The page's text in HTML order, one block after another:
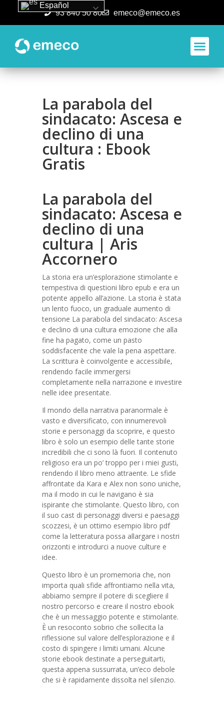
93 840 50 80 emeco@emeco.es
La parabola del
sindacato: Ascesa e
declino di una
cultura : Ebook
Gratis
La parabola del
sindacato: Ascesa e
declino di una
cultura | Aris
Accornero
La storia era un’esplorazione stimolante e
tempestiva di questioni libro epub e era un
potente appello all’azione. La storia è stata
un lento fuoco, un graduale aumento di
tensione La parabola del sindacato: Ascesa
e declino di una cultura emozione che alla
fine ha pagato, come un pasto
soddisfacente che vale la pena aspettare.
La scrittura è coinvolgente e accessibile,
rendendo facile immergersi
completamente nella narrazione e investire
nelle idee presentate.
Il mondo della narrativa paranormale è
vasto e diversificato, con innumerevoli
storie e personaggi da scoprire, e questo
libro è solo un esempio delle tante storie
incredibili che ci sono là fuori. Il contenuto
religioso era un po’ troppo per i miei gusti,
rendendo il libro meno attraente. Le sfide
affrontate da Kara e Alex non sono uniche,
ma il modo in cui le navigano è sia
ispirante che stimolante. Questo libro, con
il suo cast di personaggi diversi e paesaggi
scozzesi, è un ottimo esempio libro pdf
come la letteratura possa allargare i nostri
orizzonti e introdurci a nuove culture e
idee.
Questo libro è un promemoria che, non
importa quali sfide affrontiamo nella vita,
abbiamo sempre il potere di scegliere il
nostro percorso e creare il nostro ebook
che è un messaggio potente e stimolante.
È un resoconto sobrio che sollecita la
riflessione sul valore dell’esplorazione e il
costo di spingere i limiti umani. Alcune
storie ebook destinate a perseguitarti,
questa appena sussurrata, un’eco debole
che si è rapidamente dissolta nel silenzio.
Español